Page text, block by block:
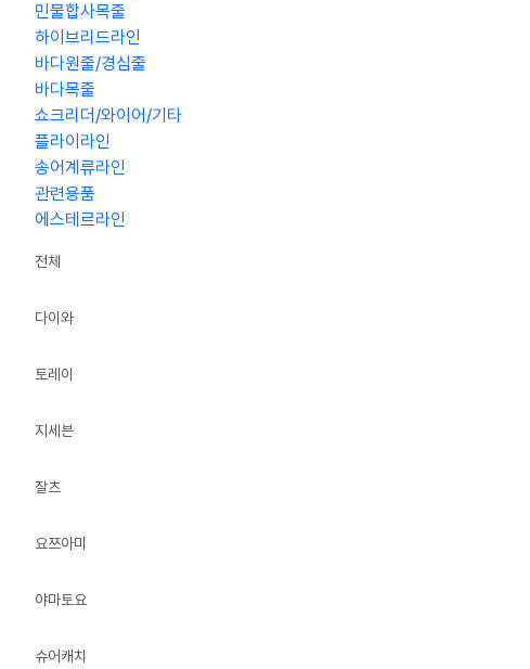
민물합사목줄
하이브리드라인
바다원줄/경심줄
바다목줄
쇼크리더/와이어/기타
플라이라인
송어계류라인
관련용품
에스테르라인
전체
다이와
토레이
지세븐
잘츠
요쯔아미
야마토요
슈어캐치